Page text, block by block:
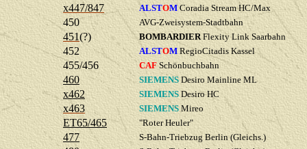
x447/847 ALSTOM Coradia Stream HC/Max
450 AVG-Zweisystem-Stadtbahn
451(?) BOMBARDIERFlexity Link Saarbahn
452 ALSTOM RegioCitadis Kassel
455/456 CAF Schönbuchbahn
460 SIEMENS Desiro Mainline ML
x462 SIEMENS Desiro HC
x463 SIEMENS Mireo
ET65/465 "Roter Heuler"
477 S-Bahn-Triebzug Berlin (Gleichs.)